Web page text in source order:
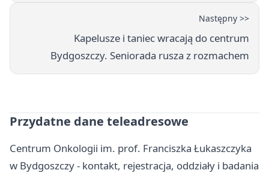
Następny >>
Kapelusze i taniec wracają do centrum
Bydgoszczy. Seniorada rusza z rozmachem
Przydatne dane teleadresowe
Centrum Onkologii im. prof. Franciszka Łukaszczyka
w Bydgoszczy - kontakt, rejestracja, oddziały i badania